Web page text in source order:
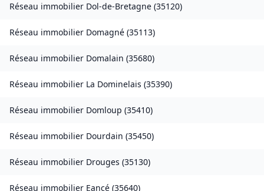
Réseau immobilier Dol-de-Bretagne (35120)
Réseau immobilier Domagné (35113)
Réseau immobilier Domalain (35680)
Réseau immobilier La Dominelais (35390)
Réseau immobilier Domloup (35410)
Réseau immobilier Dourdain (35450)
Réseau immobilier Drouges (35130)
Réseau immobilier Eancé (35640)